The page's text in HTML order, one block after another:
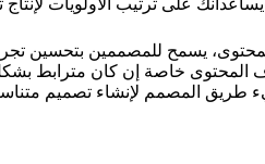
على ترتيب الأولويات
يسمح للمصممين بتحسين
المحتوى خاصة إن كان مترابط
طريق المصمم لإنشاء تصميم